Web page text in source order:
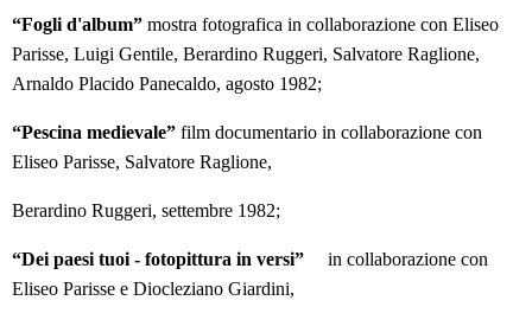
“Fogli d'album” mostra fotografica in collaborazione con Eliseo
Parisse, Luigi Gentile, Berardino Ruggeri, Salvatore Raglione,
Arnaldo Placido Panecaldo, agosto 1982;
“Pescina medievale” film documentario in collaborazione con
Eliseo Parisse, Salvatore Raglione,
Berardino Ruggeri, settembre 1982;
“Dei paesi tuoi - fotopittura in versi” in collaborazione con
Eliseo Parisse e Diocleziano Giardini,